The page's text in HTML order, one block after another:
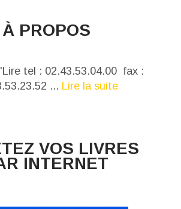
À PROPOS
tel : 02.43.53.04.00 fax :
... Lire la suite
VOS LIVRES
INTERNET